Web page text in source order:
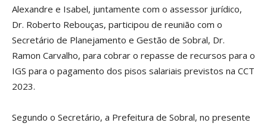
Alexandre e Isabel, juntamente com o assessor jurídico,
Dr. Roberto Rebouças, participou de reunião com o
Secretário de Planejamento e Gestão de Sobral, Dr.
Ramon Carvalho, para cobrar o repasse de recursos para o
IGS para o pagamento dos pisos salariais previstos na CCT
2023.
Segundo o Secretário, a Prefeitura de Sobral, no presente